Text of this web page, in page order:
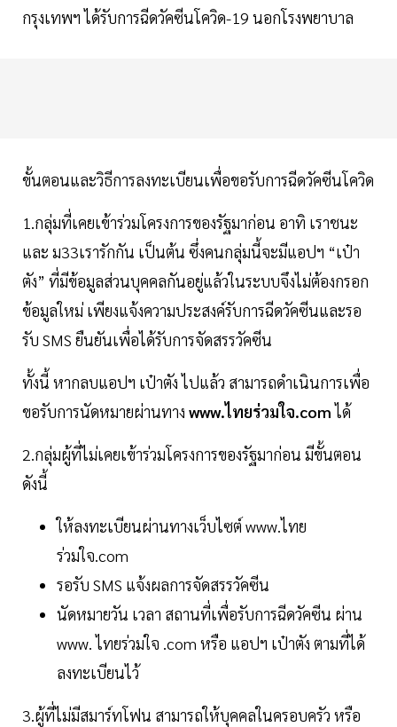
กรุงเทพฯ ได้รับการฉีดวัคซีนโควิด-19 นอกโรงพยาบาล
ขั้นตอนและวิธีการลงทะเบียนเพื่อขอรับการฉีดวัคซีนโควิด
1.กลุ่มที่เคยเข้าร่วมโครงการของรัฐมาก่อน อาทิ เราชนะ
และ ม33เรารักกัน เป็นต้น ซึ่งคนกลุ่มนี้จะมีแอปฯ “เป๋า
ตัง” ที่มีข้อมูลส่วนบุคคลกันอยู่แล้วในระบบจึงไม่ต้องกรอก
ข้อมูลใหม่ เพียงแจ้งความประสงค์รับการฉีดวัคซีนและรอ
รับ SMS ยืนยันเพื่อได้รับการจัดสรรวัคซีน
ทั้งนี้ หากลบแอปฯ เป๋าตัง ไปแล้ว สามารถดำเนินการเพื่อ
ขอรับการนัดหมายผ่านทาง www.ไทยร่วมใจ.comได้
2.กลุ่มผู้ที่ไม่เคยเข้าร่วมโครงการของรัฐมาก่อน มีขั้นตอน
ดังนี้
ให้ลงทะเบียนผ่านทางเว็บไซต์ www.ไทย
ร่วมใจ.com
รอรับ SMS แจ้งผลการจัดสรรวัคซีน
นัดหมายวัน เวลา สถานที่เพื่อรับการฉีดวัคซีน ผ่าน
www. ไทยร่วมใจ .com หรือ แอปฯ เป๋าตัง ตามที่ได้
ลงทะเบียนไว้
3.ผู้ที่ไม่มีสมาร์ทโฟน สามารถให้บุคคลในครอบครัว หรือ